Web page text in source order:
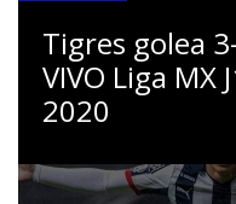
Tigres golea
VIVO Liga MX
2020